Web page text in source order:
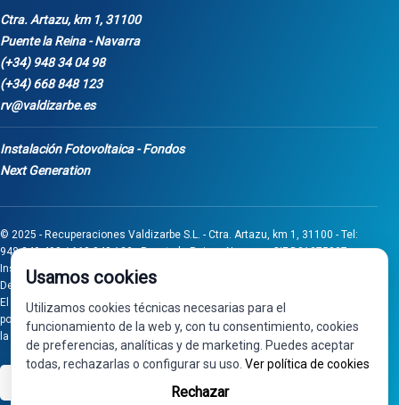
Ctra. Artazu, km 1, 31100
Puente la Reina - Navarra
(+34) 948 34 04 98
(+34) 668 848 123
rv@valdizarbe.es
Instalación Fotovoltaica - Fondos
Next Generation
© 2025 - Recuperaciones Valdizarbe S.L. - Ctra. Artazu, km 1, 31100 - Tel:
948 340 498 / 668 848 123 - Puente la Reina - Navarra - CIF B31275837.
Inscrita en el Registro Mercantil de Navarra, Tomo 32, Folio 75, Hoja 525.
Desarrollado porSeintosoft
El proyecto de inversión "0011-0558-2024-000008" ha sido subvencionado
por Gobierno de Navarra al amparo de la convocatoria de 2024 de Ayudas a
la inversión en pymes industriales
Usamos cookies
Utilizamos cookies técnicas necesarias para el
funcionamiento de la web y, con tu consentimiento, cookies
de preferencias, analíticas y de marketing. Puedes aceptar
todas, rechazarlas o configurar su uso. Ver política de cookies
Rechazar